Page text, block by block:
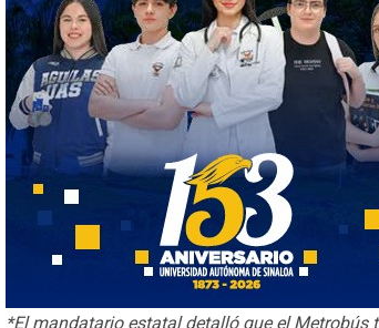
*El mandatario estatal detalló que el